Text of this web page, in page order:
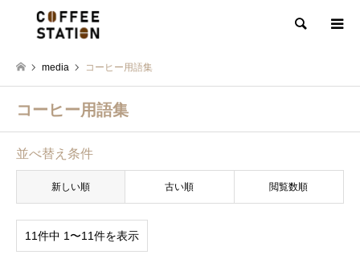
検索
media コーヒー用語集
コーヒー用語集
並べ替え条件
新しい順 古い順 閲覧数順
11件中 1〜11件を表示